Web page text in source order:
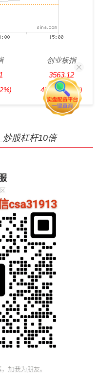
创业板指
3563.12
47.56(1.35%)
炒股杠杆10倍